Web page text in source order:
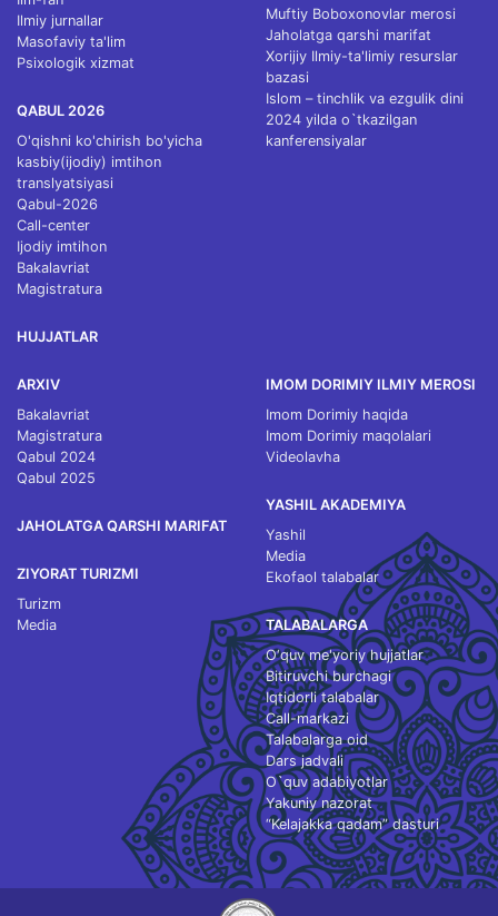
Ilmiy jurnallar
Masofaviy ta'lim
Psixologik xizmat
QABUL 2026
O'qishni ko'chirish bo'yicha
kasbiy(ijodiy) imtihon
translyatsiyasi
Qabul-2026
Call-center
Ijodiy imtihon
Bakalavriat
Magistratura
HUJJATLAR
Muftiy Boboxonovlar merosi
Jaholatga qarshi marifat
Xorijiy Ilmiy-ta'limiy resurslar
bazasi
Islom – tinchlik va ezgulik dini
2024 yilda o`tkazilgan
kanferensiyalar
ARXIV
Bakalavriat
Magistratura
Qabul 2024
Qabul 2025
JAHOLATGA QARSHI MARIFAT
ZIYORAT TURIZMI
Turizm
Media
IMOM DORIMIY ILMIY MEROSI
Imom Dorimiy haqida
Imom Dorimiy maqolalari
Videolavha
YASHIL AKADEMIYA
Yashil
Media
Ekofaol talabalar
TALABALARGA
O‘quv me'yoriy hujjatlar
Bitiruvchi burchagi
Iqtidorli talabalar
Call-markazi
Talabalarga oid
Dars jadvali
O`quv adabiyotlar
Yakuniy nazorat
“Kelajakka qadam” dasturi